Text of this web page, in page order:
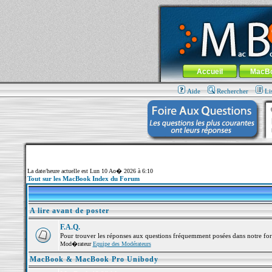
MacBook-fr.com : 100% Apple... 100%
Aller au contenu-Aller au menu
Menu général
Accueil
Aide Rechercher
La date/heure actuelle est Lun 10 Ao� 2026 à 6:10
Tout sur les MacBook Index du Forum
A lire avant de poster
F.A.Q.
Pour trouver les réponses aux questions fréquemment posées dans notre
Mod�rateurEquipe des Modérateurs
MacBook & MacBook Pro Unibody